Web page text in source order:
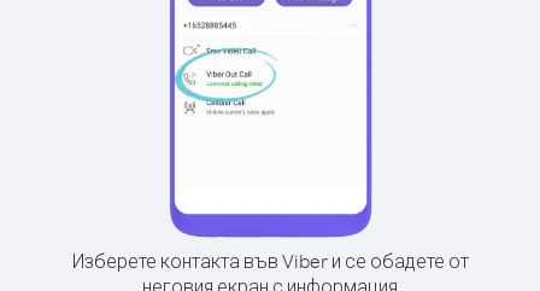
Изберете контакта във Viber и се обадете от
неговия екран с информация